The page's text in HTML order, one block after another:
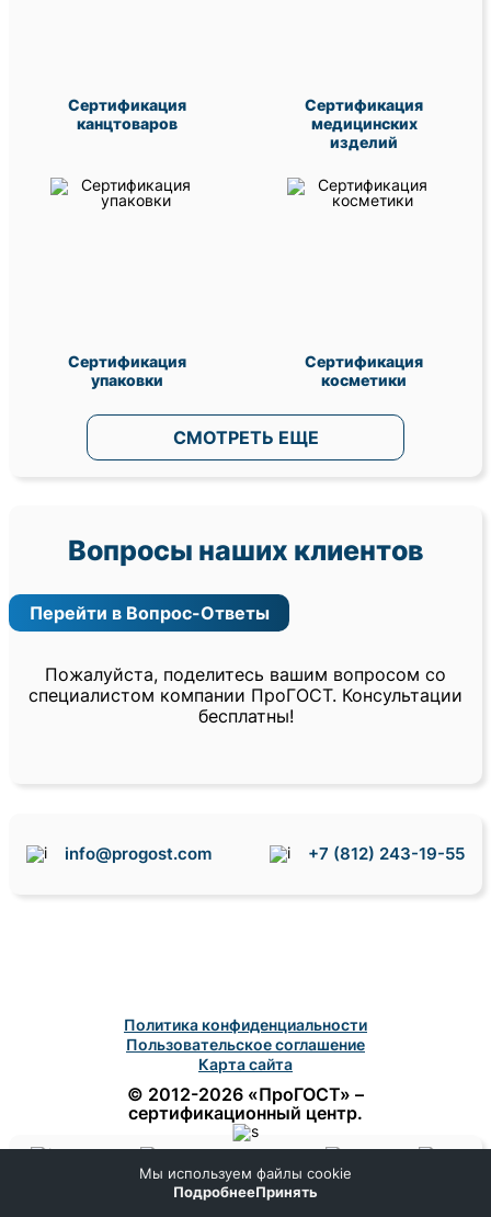
Сертификация
канцтоваров
Сертификация
медицинских
изделий
Сертификация
упаковки
Сертификация
косметики
СМОТРЕТЬ ЕЩЕ
Вопросы наших клиентов
Перейти в Вопрос-Ответы
Пожалуйста, поделитесь вашим вопросом со
специалистом компании ПроГОСТ. Консультации
бесплатны!
info@progost.com +7 (812) 243-19-55
Политика конфиденциальности
Пользовательское соглашение
Карта сайта
© 2012-2026 «ПроГОСТ» –
сертификационный центр.
Меню
Мы используем файлы cookie
ПодробнееПринять